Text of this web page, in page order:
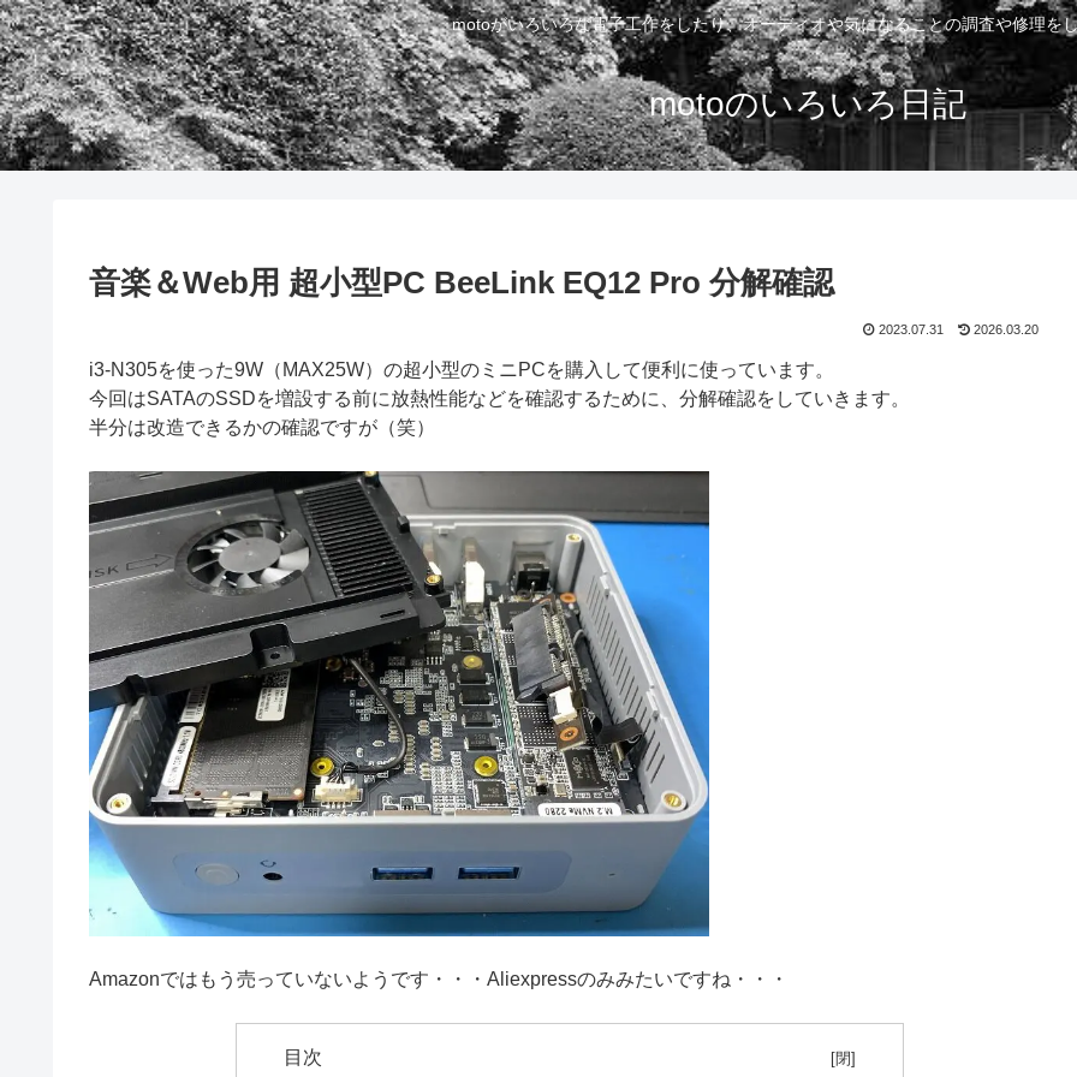
motoがいろいろな電子工作をしたり、オーディオや気になることの調査や修理を
motoのいろいろ日記
音楽＆Web用 超小型PC BeeLink EQ12 Pro 分解確認
2023.07.31 2026.03.20
i3-N305を使った9W（MAX25W）の超小型のミニPCを購入して便利に使っています。
今回はSATAのSSDを増設する前に放熱性能などを確認するために、分解確認をしていきます。
半分は改造できるかの確認ですが（笑）
Amazonではもう売っていないようです・・・Aliexpressのみみたいですね・・・
目次